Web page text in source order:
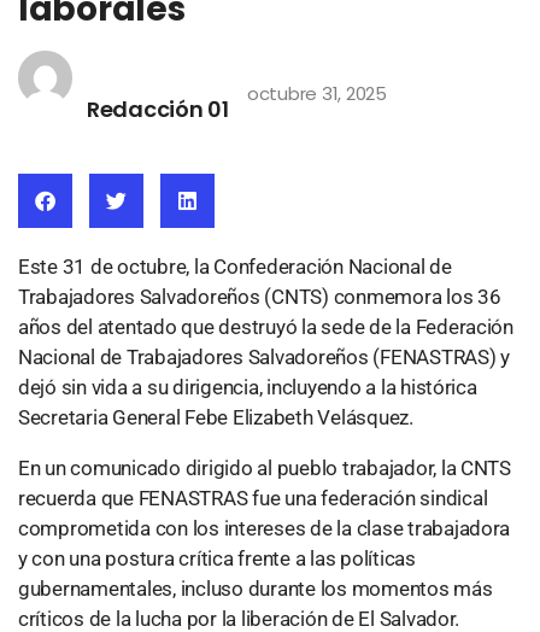
Redacción 01
octubre 31, 2025
Este 31 de octubre, la Confederación Nacional de
Trabajadores Salvadoreños (CNTS) conmemora los 36
años del atentado que destruyó la sede de la Federación
Nacional de Trabajadores Salvadoreños (FENASTRAS) y
dejó sin vida a su dirigencia, incluyendo a la histórica
Secretaria General Febe Elizabeth Velásquez.
En un comunicado dirigido al pueblo trabajador, la CNTS
recuerda que FENASTRAS fue una federación sindical
comprometida con los intereses de la clase trabajadora
y con una postura crítica frente a las políticas
gubernamentales, incluso durante los momentos más
críticos de la lucha por la liberación de El Salvador.